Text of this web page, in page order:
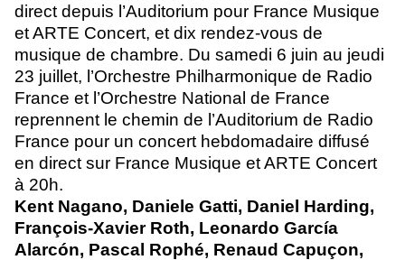
direct depuis l’Auditorium pour France Musique
et ARTE Concert, et dix rendez-vous de
musique de chambre. Du samedi 6 juin au jeudi
23 juillet, l’Orchestre Philharmonique de Radio
France et l’Orchestre National de France
reprennent le chemin de l’Auditorium de Radio
France pour un concert hebdomadaire diffusé
en direct sur France Musique et ARTE Concert
à 20h.
Kent Nagano, Daniele Gatti, Daniel Harding,
François-Xavier Roth, Leonardo García
Alarcón, Pascal Rophé, Renaud Capuçon,